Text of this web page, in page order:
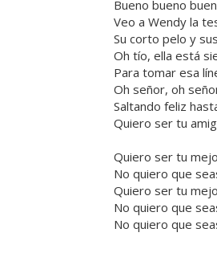
Bueno bueno
Veo a Wendy la
Su corto pelo y
Oh tío, ella está
Para tomar esa
Oh señor, oh
Saltando feliz
Quiero ser tu
Quiero ser tu
No quiero que
Quiero ser tu
No quiero que
No quiero que